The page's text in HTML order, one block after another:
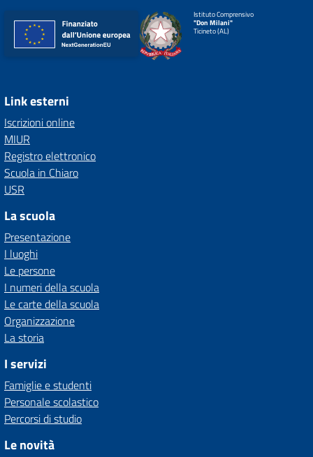
Istituto Comprensivo
"Don Milani"
Ticineto (AL)
Link esterni
Iscrizioni online
MIUR
Registro elettronico
Scuola in Chiaro
USR
La scuola
Presentazione
I luoghi
Le persone
I numeri della scuola
Le carte della scuola
Organizzazione
La storia
I servizi
Famiglie e studenti
Personale scolastico
Percorsi di studio
Le novità